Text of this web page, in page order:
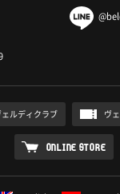
ルディクラブ ヴ
ONLINE STORE